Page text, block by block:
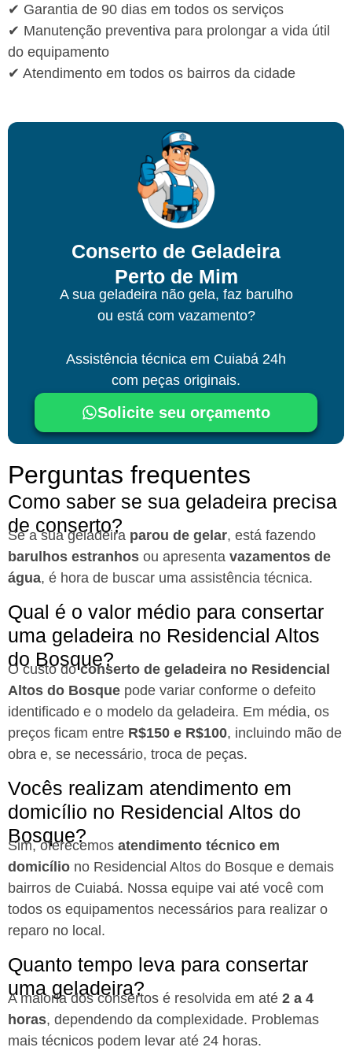
✔ Garantia de 90 dias em todos os serviços
✔ Manutenção preventiva para prolongar a vida útil
do equipamento
✔ Atendimento em todos os bairros da cidade
Conserto de Geladeira
Perto de Mim
A sua geladeira não gela, faz barulho
ou está com vazamento?
Assistência técnica em Cuiabá 24h
com peças originais.
Solicite seu orçamento
Perguntas frequentes
Como saber se sua geladeira precisa
de conserto?
Se a sua geladeira parou de gelar, está fazendo
barulhos estranhos ou apresenta vazamentos de
água, é hora de buscar uma assistência técnica.
Qual é o valor médio para consertar
uma geladeira no Residencial Altos
do Bosque?
O custo doconserto de geladeira no Residencial
Altos do Bosque pode variar conforme o defeito
identificado e o modelo da geladeira. Em média, os
preços ficam entre R$150 e R$100, incluindo mão de
obra e, se necessário, troca de peças.
Vocês realizam atendimento em
domicílio no Residencial Altos do
Bosque?
Sim, oferecemos atendimento técnico em
domicílio no Residencial Altos do Bosque e demais
bairros de Cuiabá. Nossa equipe vai até você com
todos os equipamentos necessários para realizar o
reparo no local.
Quanto tempo leva para consertar
uma geladeira?
A maioria dos consertos é resolvida em até 2 a 4
horas, dependendo da complexidade. Problemas
mais técnicos podem levar até 24 horas.